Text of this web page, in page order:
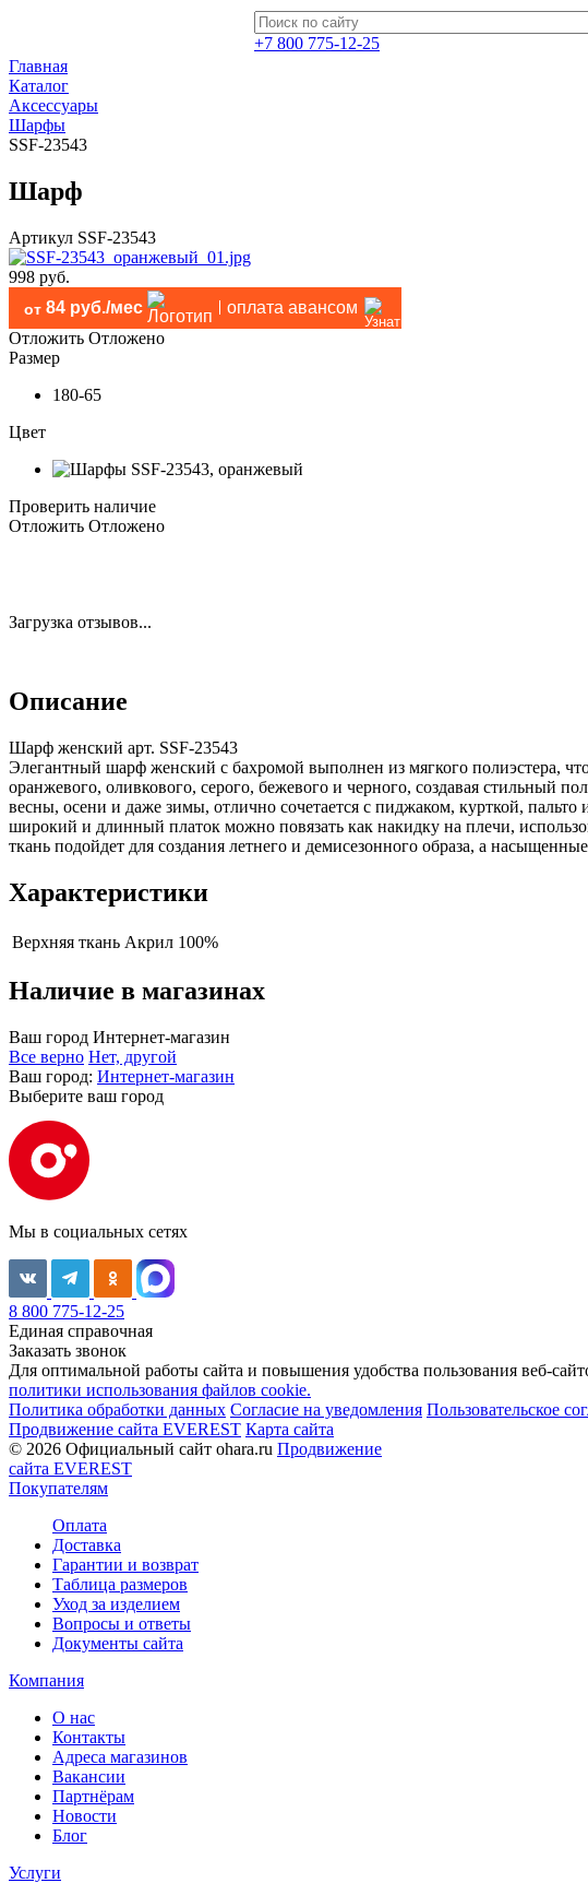
+7 800 775-12-25
Главная
Каталог
Аксессуары
Шарфы
SSF-23543
Шарф
Артикул SSF-23543
998 руб.
от 84 руб./мес
оплата авансом
Отложить Отложено
Размер
180-65
Цвет
Проверить наличие
Отложить Отложено
Загрузка отзывов...
Описание
Шарф женский арт. SSF-23543
Элегантный шарф женский с бахромой выполнен из мягкого полиэстера,
оранжевого, оливкового, серого, бежевого и черного, создавая стильный
весны, осени и даже зимы, отлично сочетается с пиджаком, курткой,
широкий и длинный платок можно повязать как накидку на плечи,
ткань подойдет для создания летнего и демисезонного образа, а
Характеристики
Верхняя ткань Акрил 100%
Наличие в магазинах
Ваш город Интернет-магазин
Все верно Нет, другой
Ваш город: Интернет-магазин
Выберите ваш город
Мы в социальных сетях
8 800 775-12-25
Единая справочная
Заказать звонок
Для оптимальной работы сайта и повышения удобства пользования веб-
политики использования файлов cookie.
Политика обработки данных Согласие на уведомления Пользовательское
Продвижение сайта EVEREST Карта сайта
© 2026 Официальный сайт ohara.ru Продвижение
сайта EVEREST
Покупателям
Оплата
Доставка
Гарантии и возврат
Таблица размеров
Уход за изделием
Вопросы и ответы
Документы сайта
Компания
О нас
Контакты
Адреса магазинов
Вакансии
Партнёрам
Новости
Блог
Услуги